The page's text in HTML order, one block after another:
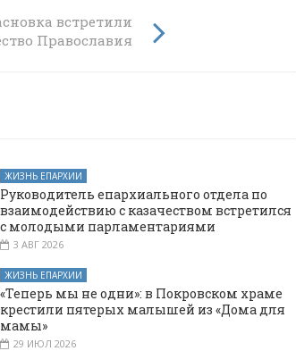
встретили
Православия
ЖИЗНЬ ЕПАРХИИ
Руководитель епархиального отдела по
взаимодействию с казачеством встретился
с молодыми парламентариями
3 АВГ 2026
ЖИЗНЬ ЕПАРХИИ
«Теперь мы не одни»: в Покровском храме
крестили пятерых малышей из «Дома для
мамы»
29 ИЮЛ 2026